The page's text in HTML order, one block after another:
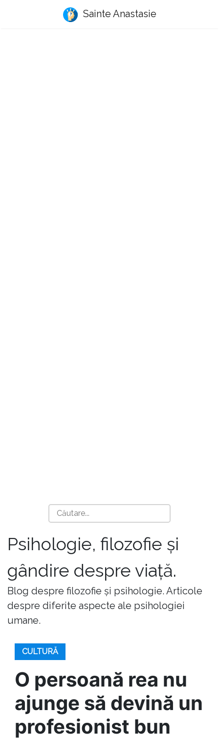
Sainte Anastasie
Psihologie, filozofie și
gândire despre viață.
Blog despre filozofie și psihologie. Articole
despre diferite aspecte ale psihologiei
umane.
CULTURĂ
O persoană rea nu
ajunge să devină un
profesionist bun